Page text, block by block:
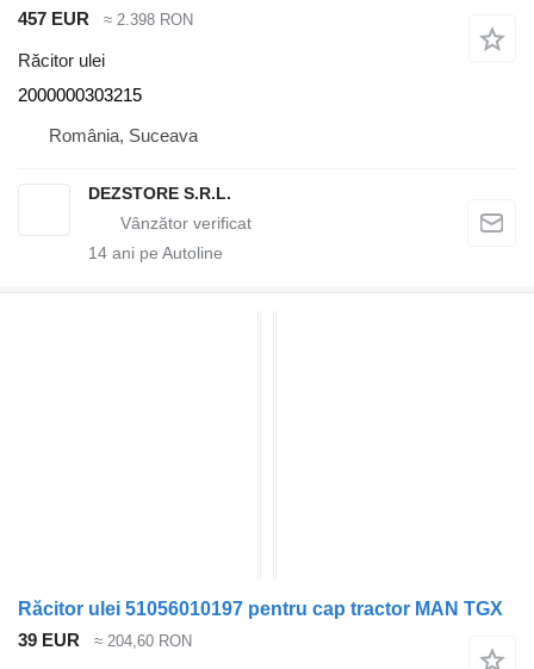
457 EUR
≈ 2.398 RON
Răcitor ulei
2000000303215
România, Suceava
DEZSTORE S.R.L.
14 ani pe Autoline
Răcitor ulei 51056010197 pentru cap tractor MAN TGX
39 EUR
≈ 204,60 RON